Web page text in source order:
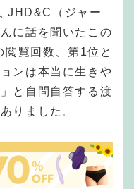
JHD&C（ジャー
に話を聞いたこの
覧回数、第1位と
ンは本当に生きや
と自問自答する渡
りました。